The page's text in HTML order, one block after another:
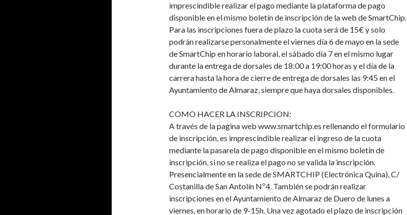
imprescindible realizar el pago mediante la plataforma de pago
disponible en el mismo boletín de inscripción de la web de SmartChip.
Para las inscripciones fuera de plazo la cuota será de 15€ y solo
podrán realizarse personalmente el viernes día 6 de mayo en la sede
de SmartChip en horario laboral, el sábado día 7 en el mismo lugar
durante la entrega de dorsales de 18:00 a 19:00 horas y el día de la
carrera hasta la hora de cierre de entrega de dorsales las 9:45 en el
Ayuntamiento de Almaraz, siempre que haya dorsales disponibles.
COMO HACER LA INSCRIPCION:
A través de la pagina web www.smartchip.es rellenando el formulario
de inscripción, es imprescindible realizar el ingreso de la cuota
mediante la pasarela de pago disponible en el mismo boletín de
inscripción, si no se realiza el pago no se valida la inscripción.
Presencialmente en la sede de SMARTCHIP (Electrónica Quina), C/
Costanilla de San Antolín Nº4. También se podrán realizar
inscripciones en el Ayuntamiento de Almaraz de Duero de lunes a
viernes, en horario de 9-15h. Una vez agotado el plazo de inscripción